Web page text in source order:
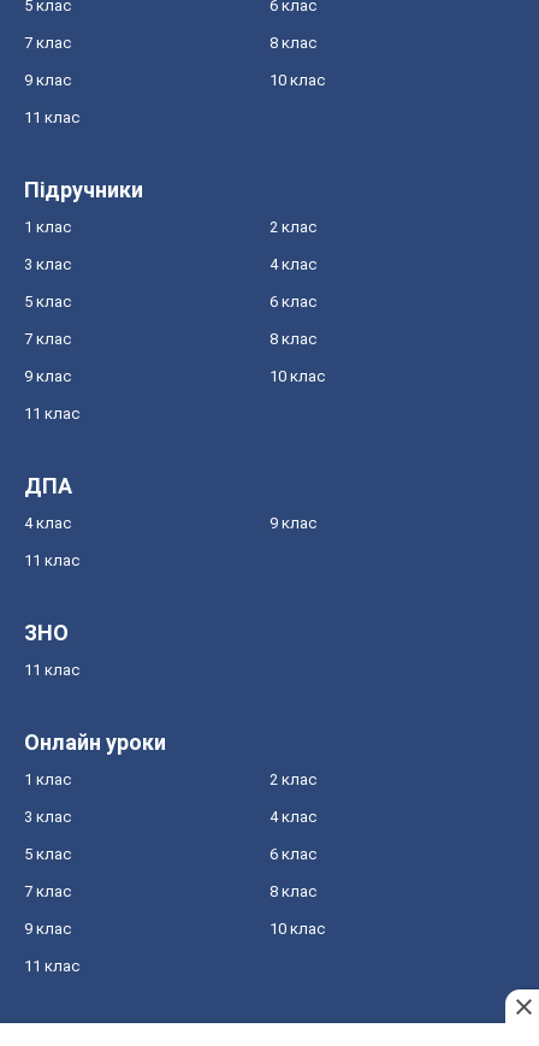
5 клас 6 клас
7 клас 8 клас
9 клас 10 клас
11 клас
Підручники
1 клас 2 клас
3 клас 4 клас
5 клас 6 клас
7 клас 8 клас
9 клас 10 клас
11 клас
ДПА
4 клас 9 клас
11 клас
ЗНО
11 клас
Онлайн уроки
1 клас 2 клас
3 клас 4 клас
5 клас 6 клас
7 клас 8 клас
9 клас 10 клас
11 клас